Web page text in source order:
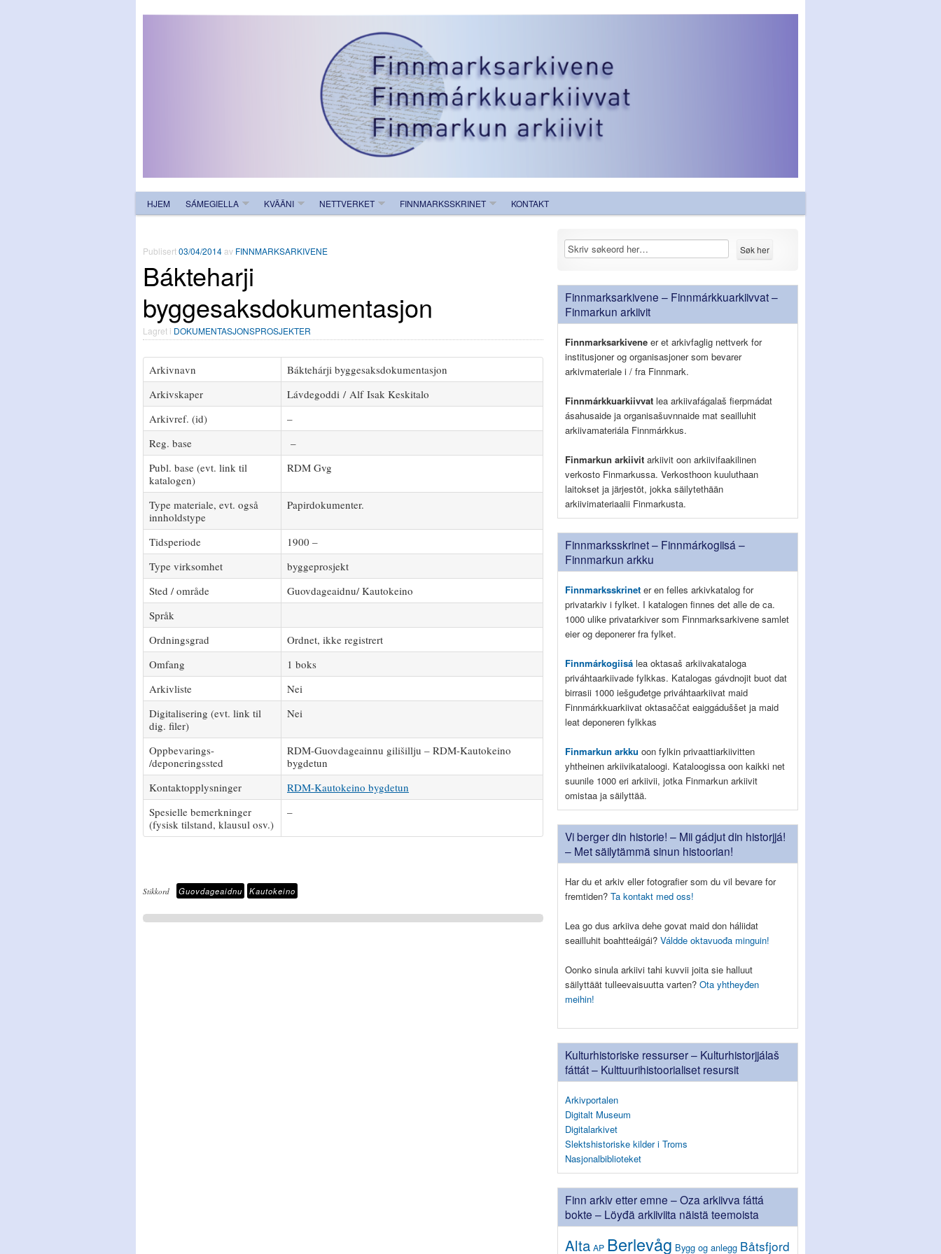
HJEM SÁMEGIELLA KVÄÄNI NETTVERKET FINNMARKSSKRINET KONTAKT
Publisert03/04/2014 av FINNMARKSARKIVENE
Bákteharji
byggesaksdokumentasjon
Lagret i DOKUMENTASJONSPROSJEKTER
Arkivnavn
Báktehárji byggesaksdokumentasjon
Arkivskaper
Lávdegoddi / Alf Isak Keskitalo
Arkivref. (id)
–
Reg. base
–
Publ. base (evt. link til
katalogen)
RDM Gvg
Type materiale, evt. også
innholdstype
Papirdokumenter.
Tidsperiode
1900 –
Type virksomhet
byggeprosjekt
Sted / område
Guovdageaidnu/ Kautokeino
Språk
Ordningsgrad
Ordnet, ikke registrert
Omfang
1 boks
Arkivliste
Nei
Digitalisering (evt. link til
dig. filer)
Nei
Oppbevarings-
/deponeringssted
RDM-Guovdageainnu gilišillju – RDM-Kautokeino
bygdetun
Kontaktopplysninger
RDM-Kautokeino bygdetun
Spesielle bemerkninger
(fysisk tilstand, klausul osv.)
–
Stikkord Guovdageaidnu Kautokeino
Finnmarksarkivene – Finnmárkkuarkiivvat –
Finmarkun arkiivit
Finnmarksarkivene er et arkivfaglig nettverk for
institusjoner og organisasjoner som bevarer
arkivmateriale i / fra Finnmark.
Finnmárkkuarkiivvat lea arkiivafágalaš fierpmádat
ásahusaide ja organisašuvnnaide mat seailluhit
arkiivamateriála Finnmárkkus.
Finmarkun arkiivit arkiivit oon arkiivifaakilinen
verkosto Finmarkussa. Verkosthoon kuuluthaan
laitokset ja järjestöt, jokka säilytethään
arkiivimateriaalii Finmarkusta.
Finnmarksskrinet – Finnmárkogiisá –
Finnmarkun arkku
Finnmarksskrinet er en felles arkivkatalog for
privatarkiv i fylket. I katalogen finnes det alle de ca.
1000 ulike privatarkiver som Finnmarksarkivene samlet
eier og deponerer fra fylket.
Finnmárkogiisá lea oktasaš arkiivakataloga
priváhtaarkiivade fylkkas. Katalogas gávdnojit buot dat
birrasii 1000 iešguđetge priváhtaarkiivat maid
Finnmárkkuarkiivat oktasaččat eaiggáduššet ja maid
leat deponeren fylkkas
Finmarkun arkku oon fylkin privaattiarkiivitten
yhtheinen arkiivikataloogi. Kataloogissa oon kaikki net
suunile 1000 eri arkiivii, jotka Finmarkun arkiivit
omistaa ja säilyttää.
Vi berger din historie! – Mii gádjut din historjjá!
– Met säilytämmä sinun histoorian!
Har du et arkiv eller fotografier som du vil bevare for
fremtiden? Ta kontakt med oss!
Lea go dus arkiiva dehe govat maid don háliidat
seailluhit boahtteáigái? Váldde oktavuođa minguin!
Oonko sinula arkiivi tahi kuvvii joita sie halluut
säilyttäät tulleevaisuutta varten? Ota yhtheyđen
meihin!
Kulturhistoriske ressurser – Kulturhistorjjálaš
fáttát – Kulttuurihistoorialiset resursit
Arkivportalen
Digitalt Museum
Digitalarkivet
Slektshistoriske kilder i Troms
Nasjonalbiblioteket
Finn arkiv etter emne – Oza arkiivva fáttá
bokte – Löyđä arkiiviita näistä teemoista
Alta AP Berlevåg Bygg og anlegg Båtsfjord